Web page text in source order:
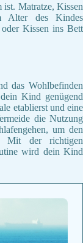
ist. Matratze, Kissen
Alter des Kindes
oder Kissen ins Bett
das Wohlbefinden
Kind genügend
etablierst und eine
die Nutzung
um den
Mit der richtigen
wird dein Kind